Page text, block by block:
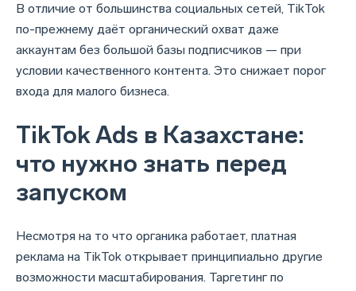
В отличие от большинства социальных сетей, TikTok
по-прежнему даёт органический охват даже
аккаунтам без большой базы подписчиков — при
условии качественного контента. Это снижает порог
входа для малого бизнеса.
TikTok Ads в Казахстане:
что нужно знать перед
запуском
Несмотря на то что органика работает, платная
реклама на TikTok открывает принципиально другие
возможности масштабирования. Таргетинг по